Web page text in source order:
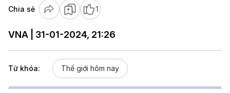
Chia sẻ 1
VNA | 31-01-2024, 21:26
Từ khóa: Thế giới hôm nay